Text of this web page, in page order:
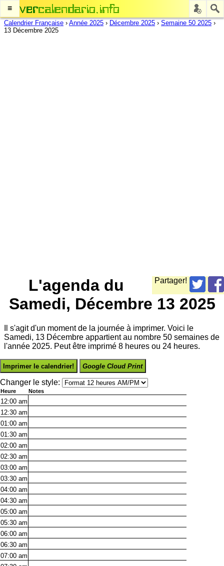
≡
Calendrier Française › Année 2025 › Décembre 2025 › Semaine 50 2025 ›
13 Décembre 2025
Partager!
L'agenda du
Samedi, Décembre 13 2025
Il s'agit d'un moment de la journée à imprimer. Voici le
Samedi, 13 Décembre appartient au nombre 50 semaines de
l'année 2025. Peut être imprimé 8 heures ou 24 heures.
Imprimer le calendrier! Google Cloud Print
Changer le style:
Heure Notes
12:00 am
12:30 am
01:00 am
01:30 am
02:00 am
02:30 am
03:00 am
03:30 am
04:00 am
04:30 am
05:00 am
05:30 am
06:00 am
06:30 am
07:00 am